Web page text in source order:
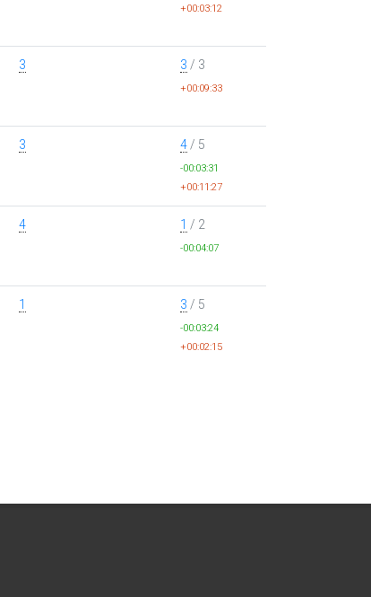
+00:03:12
3 3 / 3
+00:09:33
3 4 / 5
-00:03:31
+00:11:27
4 1 / 2
-00:04:07
1 3 / 5
-00:03:24
+00:02:15